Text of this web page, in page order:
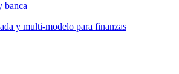
banca
y multi-modelo para finanzas